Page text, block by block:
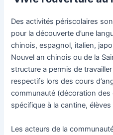
Des activités périscolaires
pour la découverte d’une
chinois, espagnol, italien,
Nouvel an chinois ou de la
structure a permis de
respectifs lors des cours
communauté (décoration des
spécifique à la cantine,
Les acteurs de la